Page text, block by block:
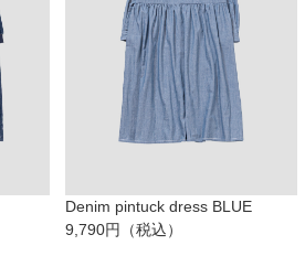
Denim pintuck dress BLUE
9,790円（税込）